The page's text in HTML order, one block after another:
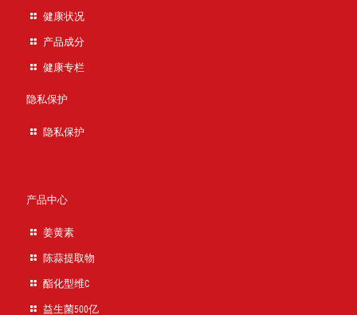
健康状况
产品成分
健康专栏
隐私保护
隐私保护
产品中心
姜黄素
陈蒜提取物
酯化型维C
益生菌500亿